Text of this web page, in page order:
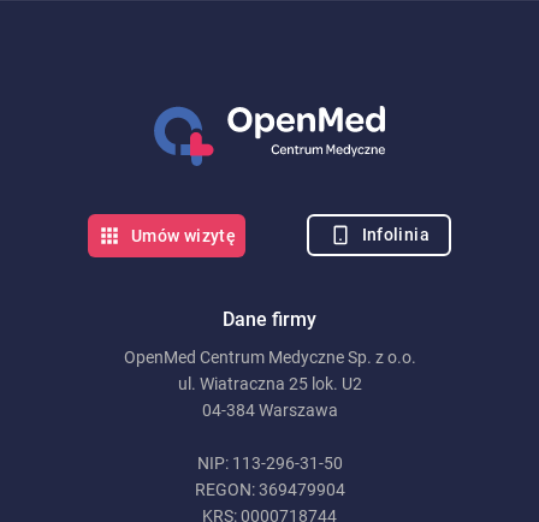
Dane firmy
OpenMed Centrum Medyczne Sp. z o.o.
ul. Wiatraczna 25 lok. U2
04-384 Warszawa
NIP: 113-296-31-50
REGON: 369479904
KRS: 0000718744
Umów wizytę Infolinia